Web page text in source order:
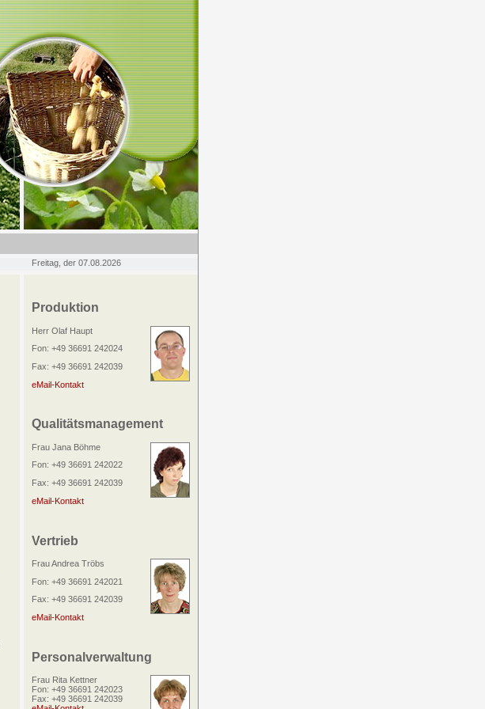
Freitag, der 07.08.2026
Produktion
Herr Olaf Haupt
Fon: +49 36691 242024
Fax: +49 36691 242039
eMail-Kontakt
Qualitätsmanagement
Frau Jana Böhme
Fon: +49 36691 242022
Fax: +49 36691 242039
eMail-Kontakt
Vertrieb
Frau Andrea Tröbs
Fon: +49 36691 242021
Fax: +49 36691 242039
eMail-Kontakt
Personalverwaltung
Frau Rita Kettner
Fon: +49 36691 242023
Fax: +49 36691 242039